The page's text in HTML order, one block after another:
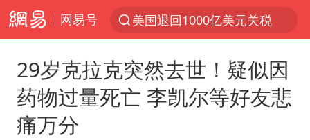
网易号
探寻“技能+”促就业创业新路
被泰航拒载中国乘客：免费改签没兑现
台风白海豚可能在浙江登陆
29岁克拉克突然去世！疑似因
药物过量死亡 李凯尔等好友悲
痛万分